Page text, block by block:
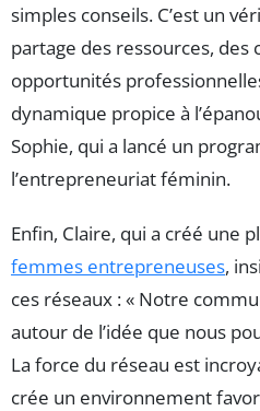
simples conseils. C’est un
partage des ressources,
opportunités
dynamique propice à
Sophie, qui a lancé un
l’entrepreneuriat féminin.
Enfin, Claire, qui a créé une
femmes entrepreneuses,
ces réseaux : « Notre
autour de l’idée que nous
La force du réseau est
crée un environnement